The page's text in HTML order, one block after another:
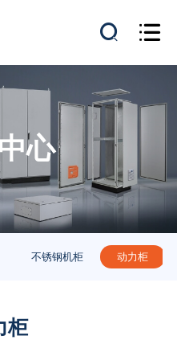
心
不锈钢机柜 动力柜
柜